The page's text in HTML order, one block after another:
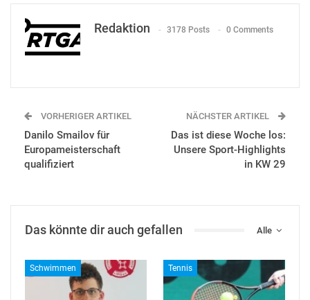
Redaktion 3178 Posts 0 Comments
VORHERIGER ARTIKEL
Danilo Smailov für
Europameisterschaft
qualifiziert
NÄCHSTER ARTIKEL
Das ist diese Woche los:
Unsere Sport-Highlights
in KW 29
Alle
Das könnte dir auch gefallen
Schwimmen Tennis